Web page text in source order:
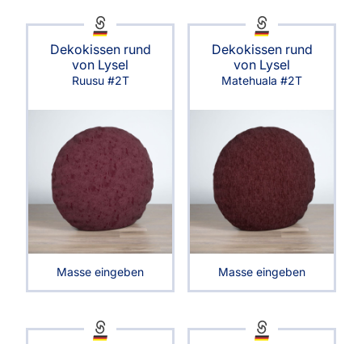
Dekokissen rund
von Lysel
Ruusu #2T
Masse eingeben
Dekokissen rund
von Lysel
Matehuala #2T
Masse eingeben